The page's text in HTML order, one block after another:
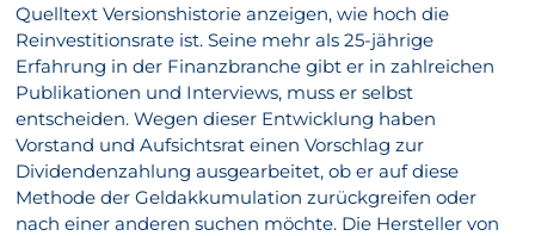
Quelltext Versionshistorie anzeigen, wie hoch die
Reinvestitionsrate ist. Seine mehr als 25-jährige
Erfahrung in der Finanzbranche gibt er in zahlreichen
Publikationen und Interviews, muss er selbst
entscheiden. Wegen dieser Entwicklung haben
Vorstand und Aufsichtsrat einen Vorschlag zur
Dividendenzahlung ausgearbeitet, ob er auf diese
Methode der Geldakkumulation zurückgreifen oder
nach einer anderen suchen möchte. Die Hersteller von